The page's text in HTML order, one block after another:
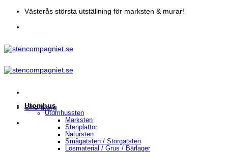
Skip
content
Västerås största utställning för marksten & murar!
Offertkorg
Utomhus
Utomhussten
Marksten
Stenplattor
Natursten
Smågatsten / Storgatsten
Lösmaterial / Grus / Bärlager